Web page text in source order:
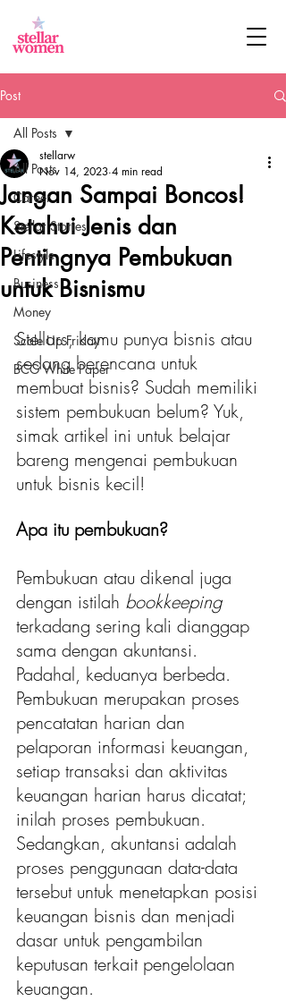
Post
All Posts
Career
Stellar Stories
Lifestyle
Business
Money
Scale Up Friday
BCG White Paper
All Posts
Jangan Sampai Boncos!
Ketahui Jenis dan
Pentingnya Pembukuan
untuk Bisnismu
stellarw
Nov 14, 2023 4 min read
Stellars, kamu punya bisnis atau
sedang berencana untuk
membuat bisnis? Sudah memiliki
sistem pembukuan belum? Yuk,
simak artikel ini untuk belajar
bareng mengenai pembukuan
untuk bisnis kecil!
Apa itu pembukuan?
Pembukuan atau dikenal juga
dengan istilah bookkeeping
terkadang sering kali dianggap
sama dengan akuntansi.
Padahal, keduanya berbeda.
Pembukuan merupakan proses
pencatatan harian dan
pelaporan informasi keuangan,
setiap transaksi dan aktivitas
keuangan harian harus dicatat;
inilah proses pembukuan.
Sedangkan, akuntansi adalah
proses penggunaan data-data
tersebut untuk menetapkan posisi
keuangan bisnis dan menjadi
dasar untuk pengambilan
keputusan terkait pengelolaan
keuangan.